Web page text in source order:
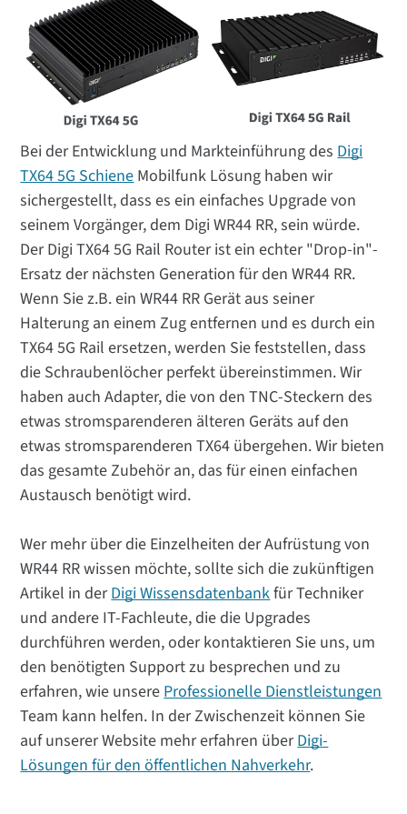
Bei der Entwicklung und Markteinführung des Digi
TX64 5G Schiene Mobilfunk Lösung haben wir
sichergestellt, dass es ein einfaches Upgrade von
seinem Vorgänger, dem Digi WR44 RR, sein würde.
Der Digi TX64 5G Rail Router ist ein echter "Drop-in"-
Ersatz der nächsten Generation für den WR44 RR.
Wenn Sie z.B. ein WR44 RR Gerät aus seiner
Halterung an einem Zug entfernen und es durch ein
TX64 5G Rail ersetzen, werden Sie feststellen, dass
die Schraubenlöcher perfekt übereinstimmen. Wir
haben auch Adapter, die von den TNC-Steckern des
etwas stromsparenderen älteren Geräts auf den
etwas stromsparenderen TX64 übergehen. Wir bieten
das gesamte Zubehör an, das für einen einfachen
Austausch benötigt wird.
Wer mehr über die Einzelheiten der Aufrüstung von
WR44 RR wissen möchte, sollte sich die zukünftigen
Artikel in derDigi Wissensdatenbankfür Techniker
und andere IT-Fachleute, die die Upgrades
durchführen werden, oder kontaktieren Sie uns, um
den benötigten Support zu besprechen und zu
erfahren, wie unsere Professionelle Dienstleistungen
Team kann helfen. In der Zwischenzeit können Sie
auf unserer Website mehr erfahren überDigi-
Lösungen für den öffentlichen Nahverkehr.